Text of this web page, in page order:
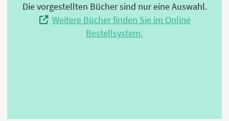
Die vorgestellten Bücher sind nur eine Auswahl.
Weitere Bücher finden Sie im Online
Bestellsystem.